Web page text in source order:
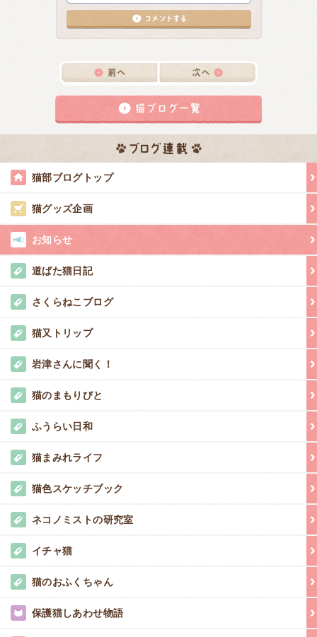
猫部ブログトップ
猫グッズ企画
お知らせ
道ばた猫日記
さくらねこブログ
猫又トリップ
岩津さんに聞く！
猫のまもりびと
ふうらい日和
猫まみれライフ
猫色スケッチブック
ネコノミストの研究室
イチャ猫
猫のおふくちゃん
保護猫しあわせ物語